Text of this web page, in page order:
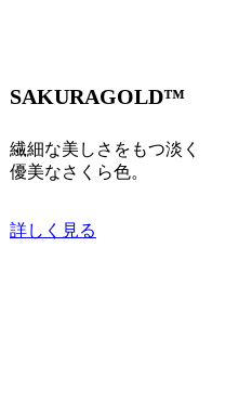
SAKURAGOLD™
繊細な美しさをもつ淡く
優美なさくら色。
詳しく見る